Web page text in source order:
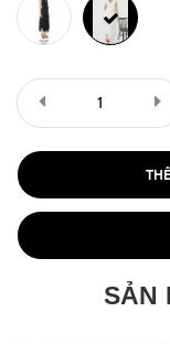
SẢN